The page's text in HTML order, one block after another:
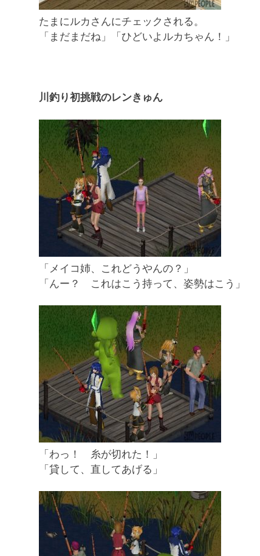
たまにルカさんにチェックされる。
「まだまだね」「ひどいよルカちゃん！」
川釣り初挑戦のレンきゅん
「メイコ姉、これどうやんの？」
「んー？ これはこう持って、姿勢はこう」
「わっ！ 糸が切れた！」
「貸して、直してあげる」